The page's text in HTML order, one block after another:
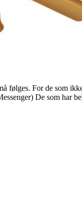
følges. For de som
De som har